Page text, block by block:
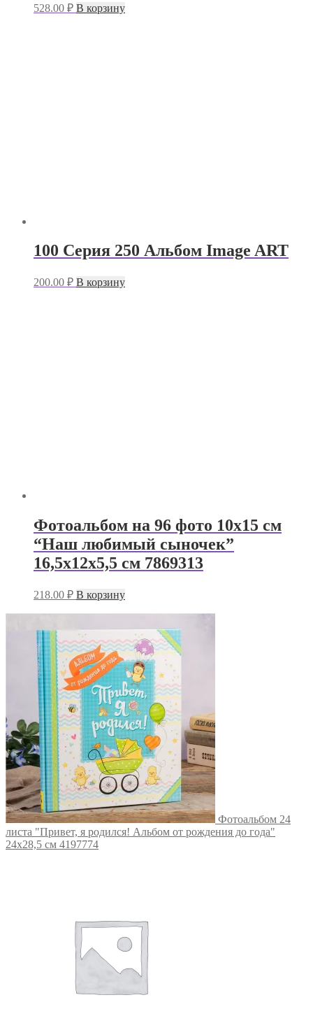
528.00 ₽ В корзину
100 Серия 250 Альбом Image ART
200.00 ₽ В корзину
Фотоальбом на 96 фото 10х15 см
“Наш любимый сыночек”
16,5х12х5,5 см 7869313
218.00 ₽ В корзину
Фотоальбом 24
листа "Привет, я родился! Альбом от рождения до года"
24х28,5 см 4197774